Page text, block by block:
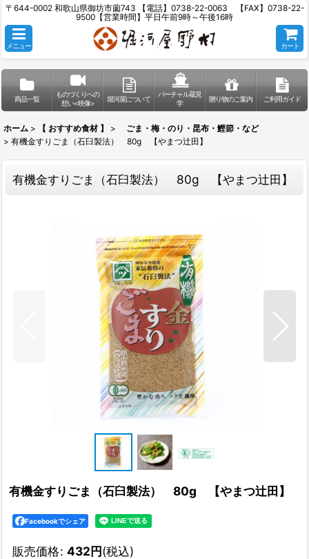
〒644-0002 和歌山県御坊市薗743 【電話】0738-22-0063 【FAX】0738-22-
9500【営業時間】平日午前9時～午後16時
メニュー カート
商品一覧
ものづくりへの
想い<映像>
堀河屋について
バーチャル蔵見
学
贈り物のご案内 ご利用ガイド
ホーム > 【 おすすめ食材 】 >
ごま・梅・のり・昆布・鰹節・など
> 有機金すりごま（石臼製法） 80g 【やまつ辻田】
有機金すりごま（石臼製法） 80g 【やまつ辻田】
有機金すりごま（石臼製法） 80g 【やまつ辻田】
Facebookでシェア
販売価格: 432円(税込)